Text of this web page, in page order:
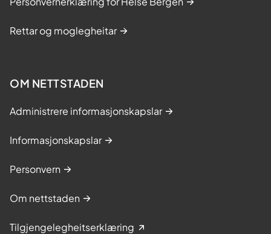
Rettar og moglegheitar
OM NETTSTADEN
Administrere informasjonskapslar
Informasjonskapslar
Personvern
Om nettstaden
Tilgjengelegheitserklæring